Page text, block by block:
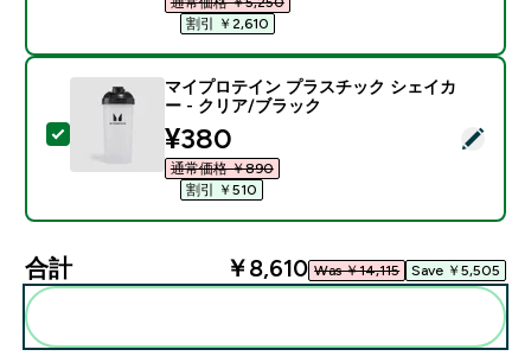
割引 ￥2,610‎
この商品を選択 - マイプロテイン プラスチック シェ
マイプロテイン プラスチック シェイカ
ー - クリア/ブラック
discounted price
¥380‎
通常価格 ￥890‎
割引 ￥510‎
合計 ￥8,610‎ Was ￥14,115‎ Save ￥5,505‎